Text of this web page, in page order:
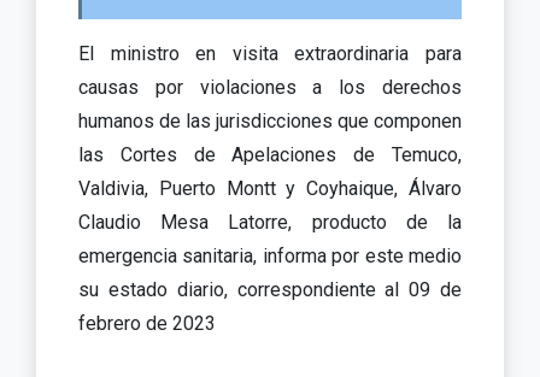
El ministro en visita extraordinaria para
causas por violaciones a los derechos
humanos de las jurisdicciones que componen
las Cortes de Apelaciones de Temuco,
Valdivia, Puerto Montt y Coyhaique, Álvaro
Claudio Mesa Latorre, producto de la
emergencia sanitaria, informa por este medio
su estado diario, correspondiente al 09 de
febrero de 2023